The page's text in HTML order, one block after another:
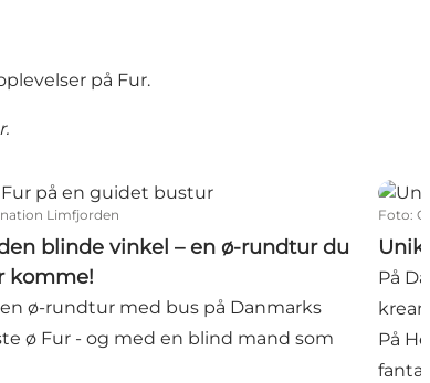
på Fur.
blinde vinkel – en ø-rundtur du ikke ser
Limfjorden
blinde vinkel – en ø-rundtur du
komme!
ø-rundtur med bus på Danmarks
ø Fur - og med en blind mand som
Foto:
På
På